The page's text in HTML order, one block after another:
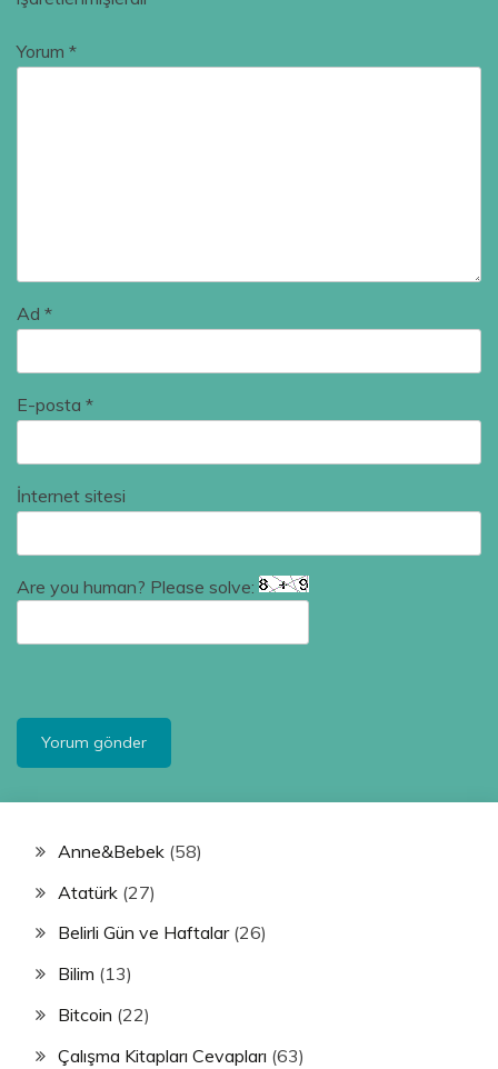
Yorum *
Ad *
E-posta *
İnternet sitesi
Are you human? Please solve:
Anne&Bebek (58)
Atatürk (27)
Belirli Gün ve Haftalar(26)
Bilim (13)
Bitcoin (22)
Çalışma Kitapları Cevapları (63)